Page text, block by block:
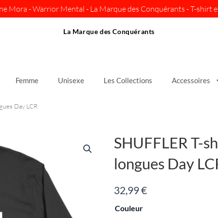
Mora - Warrior Mental - La Marque des Conquérants - T-shirt
La Marque des Conquérants
Femme Unisexe Les Collections Accessoires
Day LCR
SHUFFLER T-
longues Day
32,99€
Couleur
quantité